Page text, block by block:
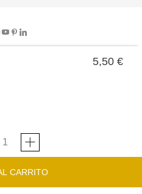
5,50 €
CARRITO
NOSOTROS
FAQ'S
DE DATOS
DE VENTA
DE LA TARJETA
DE CONTACTO